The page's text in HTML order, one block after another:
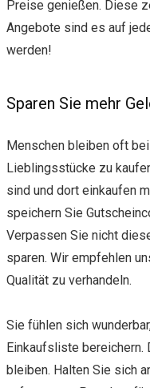
Preise genießen. Diese
Angebote sind es auf
werden!
Sparen Sie mehr
Menschen bleiben oft
Lieblingsstücke zu
sind und dort einkaufen
speichern Sie
Verpassen Sie nicht
sparen. Wir empfehlen
Qualität zu verhandeln.
Sie fühlen sich
Einkaufsliste bereichern.
bleiben. Halten Sie sich